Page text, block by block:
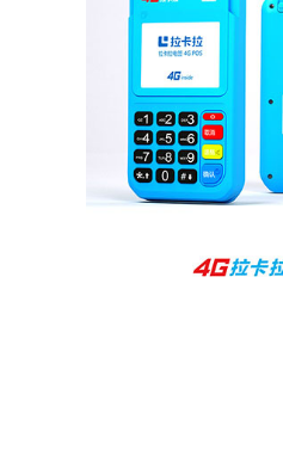
孙女士
收到用了还可以，朋友推荐用
然给提额了，希望我也能提呃
很多提额小技巧希望有用吧。
杨先生